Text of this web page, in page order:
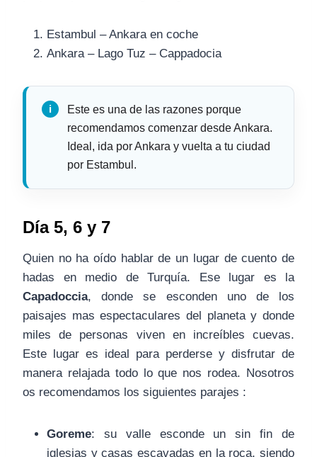
Estambul – Ankara en coche
Ankara – Lago Tuz – Cappadocia
Este es una de las razones porque
recomendamos comenzar desde Ankara.
Ideal, ida por Ankara y vuelta a tu ciudad
por Estambul.
Día 5, 6 y 7
Quien no ha oído hablar de un lugar de cuento de
hadas en medio de Turquía. Ese lugar es la
Capadoccia, donde se esconden uno de los
paisajes mas espectaculares del planeta y donde
miles de personas viven en increíbles cuevas.
Este lugar es ideal para perderse y disfrutar de
manera relajada todo lo que nos rodea. Nosotros
os recomendamos los siguientes parajes :
Goreme: su valle esconde un sin fin de
iglesias y casas escavadas en la roca, siendo